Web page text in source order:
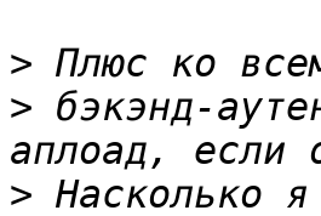
>
> бэкэнд-
> Насколько